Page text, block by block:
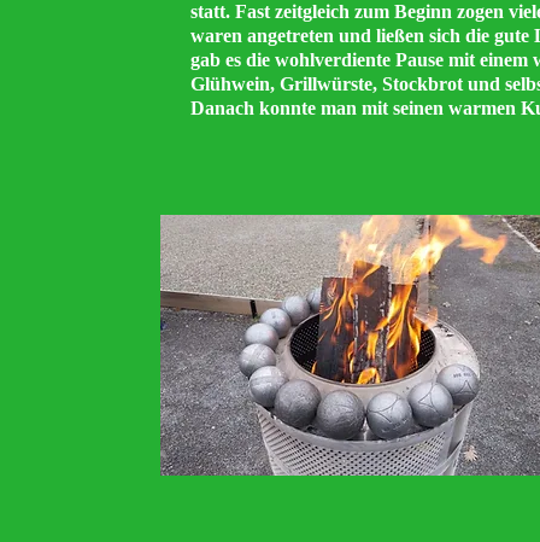
statt. Fast zeitgleich zum Beginn zogen
waren angetreten und ließen sich die
gab es die wohlverdiente Pause mit
Glühwein, Grillwürste, Stockbrot und
Danach konnte man mit seinen warmen